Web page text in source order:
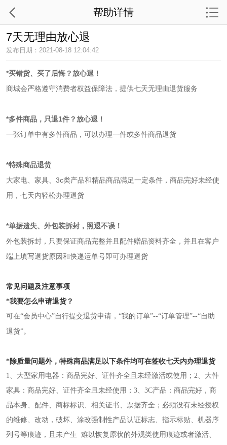
7天无理由放心退
发布日期：2021-08-18 12:04:42
*买错货、 买了后悔？放心退！
商城会严格遵守消费者权益保障法，提供七天无理由退货服务
*多件商品，只退1件？放心退！
一张订单中有多件商品，可以办理一件或多件商品退货
*特殊商品退货
大家电、家具、3c类产品和精品商品满足一定条件，商品完好未经使
用，七天内轻松办理退货
*单据遗失、外包装拆封，照退不误！
外包装拆封，只要保证商品完整并且配件赠品资料齐全，并且在客户
端上填写退货原因和快递运单号即可办理退货
常见问题及注意事项
*我要怎么申请退货？
可在“会员中心”自行提交退货申请，“我的订单”--“订单管理”--“自助
退货”。
*除质量问题外，特殊商品满足以下条件均可在签收七天内办理退货
1、大型家用电器：商品完好、证件齐全且未经激活或使用； 2、大件
家具：商品完好、证件齐全且未经使用； 3、3C产品：商品完好，商
品本身、配件、商标标识、相关证书、票据齐全；必须没有未经授权
的维修、改动，破坏、涂改强制性产品认证标志、指示标贴、机器序
列号等痕迹，且未产生 难以恢复原状的外观类使用痕迹或者激活、
帮助详情